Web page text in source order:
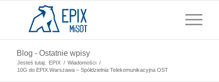
Blog - Ostatnie wpisy
Jesteś tutaj: EPIX / Wiadomości /
10G do EPIX.Warszawa – Spółdzielnia Telekomunikacyjna OST